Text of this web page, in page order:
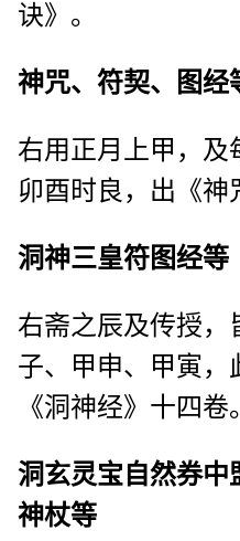
诀》。
神咒、符契、图经
右用正月上甲，及
卯酉时良，出《神
洞神三皇符图经等
右斋之辰及传授，
子、甲申、甲寅，
《洞神经》十四卷。
洞玄灵宝自然券中
神杖等